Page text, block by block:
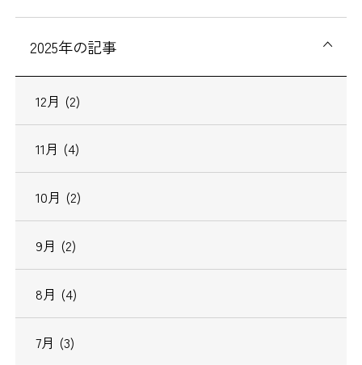
2025年の記事
12月 (2)
11月 (4)
10月 (2)
9月 (2)
8月 (4)
7月 (3)